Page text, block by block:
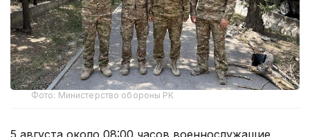
Фото: Министерство обороны РК
5 августа около 08:00 часов военнослужащие